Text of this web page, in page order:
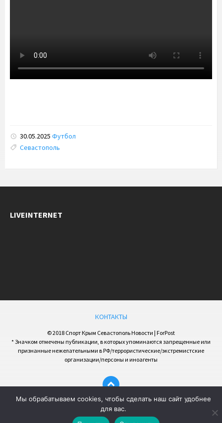
30.05.2025 Футбол
Tags:
Севастополь
LIVEINTERNET
КОНТАКТЫ
© 2018 Спорт Крым Севастополь Новости | ForPost
* Значком отмечены публикации, в которых упоминаются запрещенные или
признанные нежелательными в РФ/террористические/экстремистские
организации/персоны и иноагенты
Мы обрабатываем cookies, чтобы сделать наш сайт удобнее
для вас.